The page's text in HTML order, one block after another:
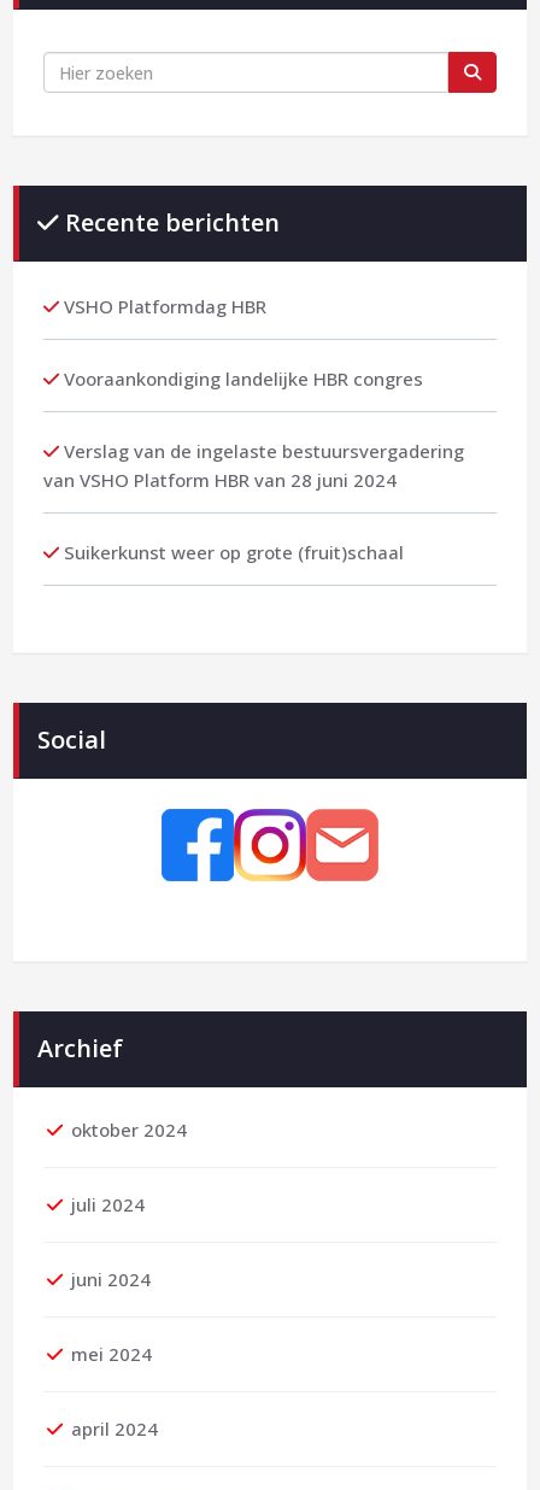
Recente berichten
VSHO Platformdag HBR
Vooraankondiging landelijke HBR congres
Verslag van de ingelaste bestuursvergadering
van VSHO Platform HBR van 28 juni 2024
Suikerkunst weer op grote (fruit)schaal
Social
Archief
oktober 2024
juli 2024
juni 2024
mei 2024
april 2024